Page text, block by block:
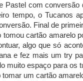
Pastel com
tempo, o Tucanos
Final de
cartão amarelo
algo que só
e fez mais um try
muito espaço para os
um cartão